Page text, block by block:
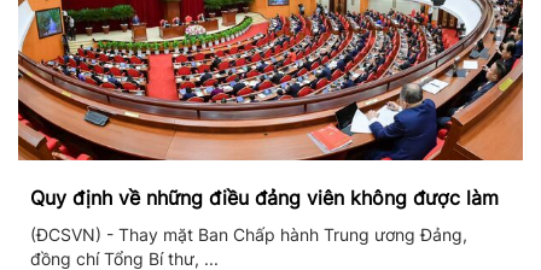
Quy định về những điều đảng viên không được làm
(ĐCSVN) - Thay mặt Ban Chấp hành Trung ương Đảng,
đồng chí Tổng Bí thư, ...